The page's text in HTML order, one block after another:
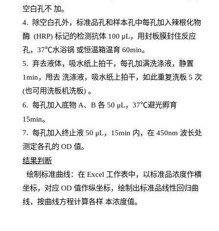
空白孔不 加。
4.
除空白孔外，标准品孔和样本孔中每孔加入辣根化物
酶 (HRP) 标记的检测抗体 100 μL，用封板膜封住反应
孔， 37℃水浴锅 或恒温箱温育60min。
5. 弃去液体，吸水纸上拍干，每孔加满洗涤液，静置
1min，甩去 洗涤液，吸水纸上拍干，如此重复洗板 5 次
(也可用洗板机洗板) 。
6. 每孔加入底物A、B 各 50 μL，37℃避光孵育
15min。
7. 每孔加入终止液 50 μL， 15min 内，在450nm 波长处
测定各孔的 OD 值。
结果判断
绘制标准曲线：在 Excel 工作表中，以标准品浓度作横
坐标，对应OD 值作纵坐标，绘制出标准品线性回归曲
线，按曲线方程计算各样 本浓度值。